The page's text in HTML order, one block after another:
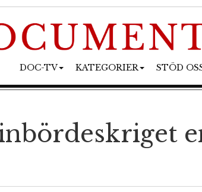
DOC-TV KATEGORIER STÖD